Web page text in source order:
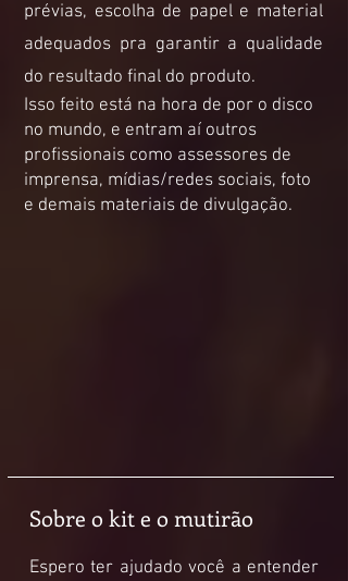
prévias, escolha de papel e material
adequados pra garantir a qualidade
do resultado final do produto.
Isso feito está na hora de por o disco
no mundo, e entram aí outros
profissionais como assessores de
imprensa, mídias/redes sociais, foto
e demais materiais de divulgação.
Sobre o kit e o mutirão
Espero ter ajudado você a entender